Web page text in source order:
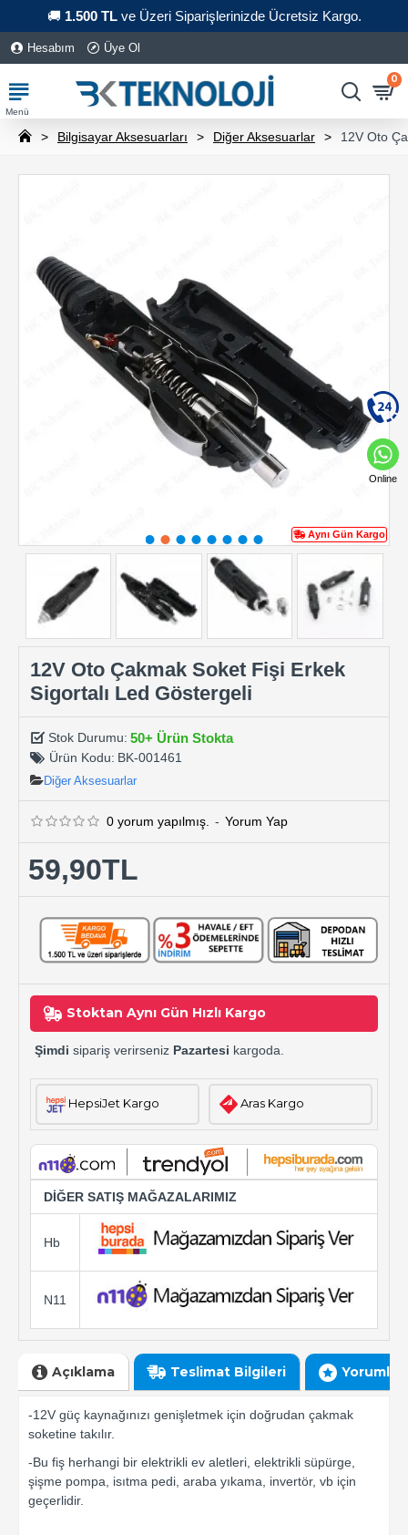
🚚 1.500 TLve Üzeri Siparişlerinizde Ücretsiz Kargo.
Hesabım Üye Ol
0
Bilgisayar Aksesuarları Diğer Aksesuarlar 12V Oto
Aynı Gün Kargo
12V Oto Çakmak Soket Fişi Erkek
Sigortalı Led Göstergeli
Stok Durumu: 50+ Ürün Stokta
Ürün Kodu: BK-001461
Diğer Aksesuarlar
0 yorum yapılmış. - Yorum Yap
59,90TL
Stoktan Aynı Gün Hızlı Kargo
Şimdi sipariş verirseniz Pazartesi kargoda.
HepsiJet Kargo Aras Kargo
DİĞER SATIŞ MAĞAZALARIMIZ
Hb
N11
Açıklama Teslimat Bilgileri Yorumlar
-12V güç kaynağınızı genişletmek için doğrudan çakmak
soketine takılır.
-Bu fiş herhangi bir elektrikli ev aletleri, elektrikli süpürge,
şişme pompa, isıtma pedi, araba yıkama, invertör, vb için
geçerlidir.
Online